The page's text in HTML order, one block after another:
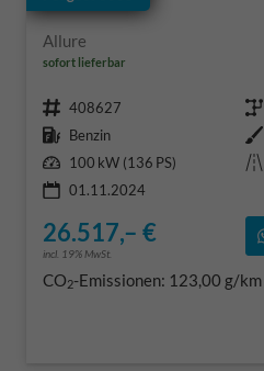
Allure
sofort lieferbar
Fahrzeugnr. 408627 Getriebe
Kraftstoff Benzin Außenfarbe
Leistung 100 kW (136 PS) Kilometerstand
01.11.2024
26.517,– €
incl. 19% MwSt.
CO2-Emissionen: 123,00 g/km